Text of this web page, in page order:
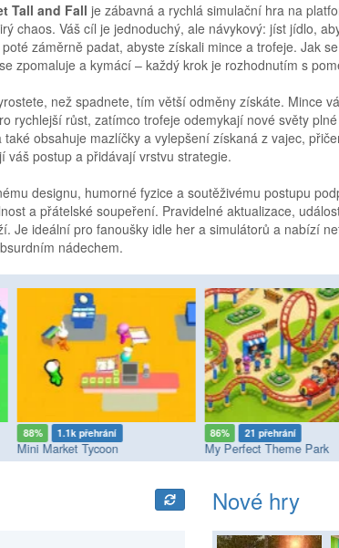
Tall and Fall je zábavná a rychlá simulační hra na
chaos. Váš cíl je jednoduchý, ale návykový: jíst jídlo,
záměrně padat, abyste získali mince a trofeje. Jak
zpomaluje a kymácí – každý krok je rozhodnutím s
než spadnete, tím větší odměny získáte. Mince
rychlejší růst, zatímco trofeje odemykají nové světy
také obsahuje mazlíčky a vylepšení získaná z vajec,
váš postup a přidávají vrstvu strategie.
designu, humorné fyzice a soutěživému postupu
a přátelské soupeření. Pravidelné aktualizace,
Je ideální pro fanoušky idle her a simulátorů a nabízí
nádechem.
88% 1.1k přehrání
Mini Market Tycoon
86% 21 přehrání
My Perfect Theme Park
Nové hry